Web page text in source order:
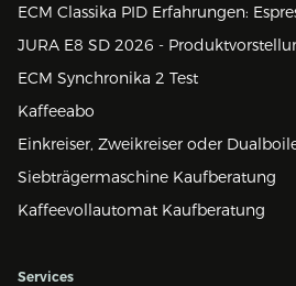
ECM Classika PID Erfahrungen:
JURA E8 SD 2026 -
ECM Synchronika 2 Test
Kaffeeabo
Einkreiser, Zweikreiser oder
Siebträgermaschine Kaufberatung
Kaffeevollautomat Kaufberatung
Services